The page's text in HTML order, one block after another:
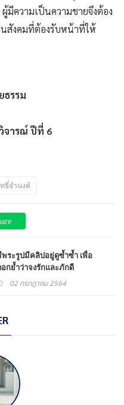
มีความเป็นความชายจึงต้อง
นสังคมที่ต้องรับหน้าที่ให้
รรม
จารณ์ ปีที่ 6
ธิ์จำนงค์
พระรูปมีคลิปอยู่ดูซ้ำซ้ำ เพื่อ
อกย้ำว่าจงรักและภักดี
02 กรกฎาคม 2564